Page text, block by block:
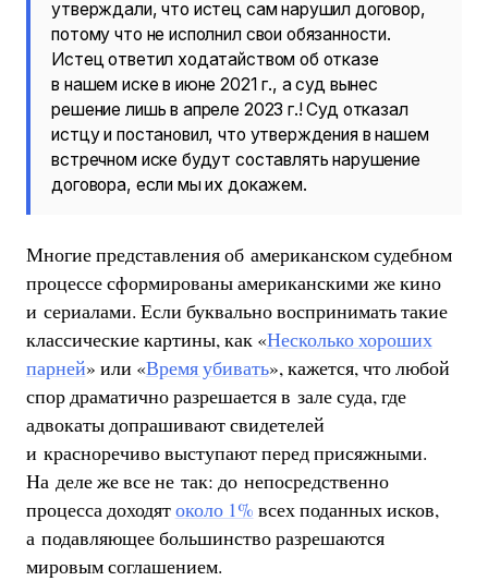
утверждали, что истец сам нарушил договор,
потому что не исполнил свои обязанности.
Истец ответил ходатайством об отказе
в нашем иске в июне 2021 г., а суд вынес
решение лишь в апреле 2023 г.! Суд отказал
истцу и постановил, что утверждения в нашем
встречном иске будут составлять нарушение
договора, если мы их докажем.
Многие представления об американском судебном
процессе сформированы американскими же кино
и сериалами. Если буквально воспринимать такие
классические картины, как «Несколько хороших
парней» или «Время убивать», кажется, что любой
спор драматично разрешается в зале суда, где
адвокаты допрашивают свидетелей
и красноречиво выступают перед присяжными.
На деле же все не так: до непосредственно
процесса доходятоколо 1% всех поданных исков,
а подавляющее большинство разрешаются
мировым соглашением.